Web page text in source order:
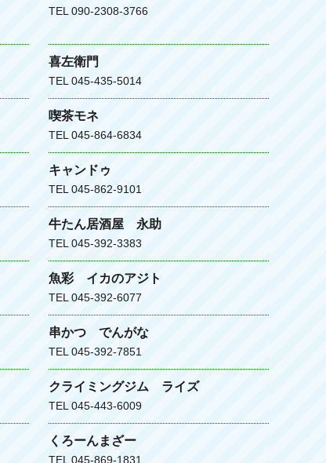
TEL 090-2308-3766
喜左衛門
TEL 045-435-5014
喫茶モネ
TEL 045-864-6834
キャンドゥ
TEL 045-862-9101
牛たん居酒屋 永助
TEL 045-392-3383
魚彩 イカのアジト
TEL 045-392-6077
串かつ でんがな
TEL 045-392-7851
クライミングジム ライズ
TEL 045-443-6009
くろーんまざー
TEL 045-869-1831